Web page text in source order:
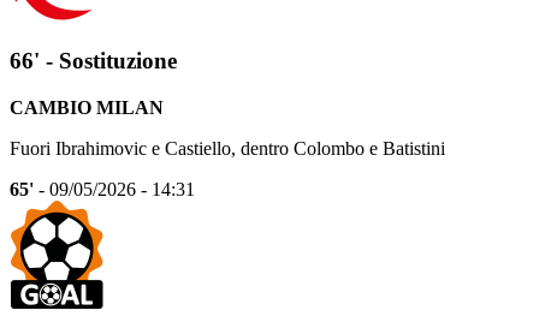
66' - Sostituzione
CAMBIO MILAN
Fuori Ibrahimovic e Castiello, dentro Colombo e Batistini
65' - 09/05/2026 - 14:31